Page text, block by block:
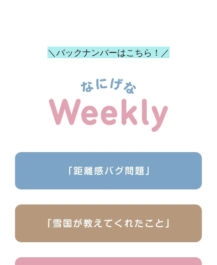
＼バックナンバーはこちら！／